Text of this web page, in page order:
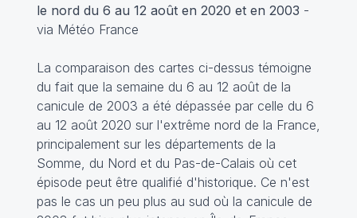
le nord du 6 au 12 août en 2020 et en 2003 -
via Météo France
La comparaison des cartes ci-dessus témoigne
du fait que la semaine du 6 au 12 août de la
canicule de 2003 a été dépassée par celle du 6
au 12 août 2020 sur l'extrême nord de la France,
principalement sur les départements de la
Somme, du Nord et du Pas-de-Calais où cet
épisode peut être qualifié d'historique. Ce n'est
pas le cas un peu plus au sud où la canicule de